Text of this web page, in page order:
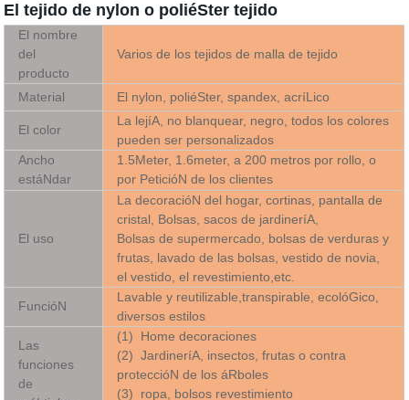
El tejido de nylon o poliéSter tejido
El nombre
del
producto
Varios de los tejidos de malla de tejido
Material El nylon, poliéSter, spandex, acríLico
El color
La lejíA, no blanquear, negro, todos los colores
pueden ser personalizados
Ancho
estáNdar
1.5Meter, 1.6meter, a 200 metros por rollo, o
por PeticióN de los clientes
El uso
La decoracióN del hogar, cortinas, pantalla de
cristal, Bolsas, sacos de jardineríA,
Bolsas de supermercado, bolsas de verduras y
frutas, lavado de las bolsas, vestido de novia,
el vestido, el revestimiento,etc.
FuncióN
Lavable y reutilizable,transpirable, ecolóGico,
diversos estilos
Las
funciones
de
(1)
Home decoraciones
(2) JardineríA, insectos, frutas o contra
proteccióN de los áRboles
(3)
ropa, bolsos revestimiento